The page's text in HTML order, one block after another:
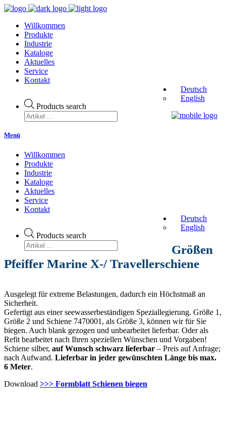
Willkommen
Produkte
Industrie
Kataloge
Aktuelles
Service
Kontakt
Products search
Deutsch
English
Menü
Willkommen
Produkte
Industrie
Kataloge
Aktuelles
Service
Kontakt
Products search
Deutsch
English
Größen
Pfeiffer Marine X-/ Travellerschiene
Ausgelegt für extreme Belastungen, dadurch ein Höchstmaß an
Sicherheit.
Gefertigt aus einer seewasserbeständigen Speziallegierung. Größe 1,
Größe 2 und Schiene 7470001, als Größe 3, können wir für Sie
biegen. Auch blank gezogen und unbearbeitet lieferbar. Oder als
Refit bearbeitet nach Ihren speziellen Wünschen und Vorgaben!
Schiene silber, auf Wunsch schwarz lieferbar – Preis auf Anfrage;
nach Aufwand. Lieferbar in jeder gewünschten Länge bis max.
6 Meter.
Download >>> Formblatt Schienen biegen